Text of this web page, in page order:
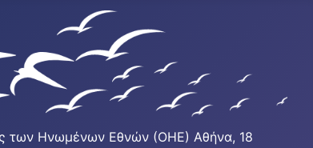
των Ηνωμένων Εθνών (ΟΗΕ) Αθήνα, 18